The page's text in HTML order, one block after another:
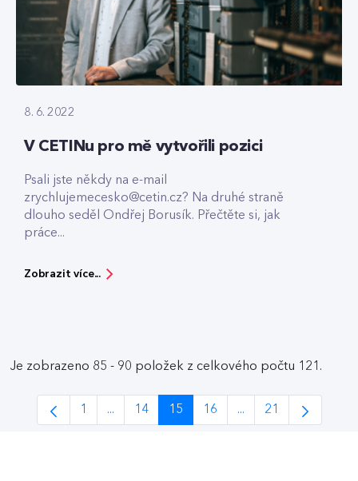
8. 6. 2022
V CETINu pro mě vytvořili pozici
Psali jste někdy na e-mail
zrychlujemecesko@cetin.cz? Na druhé straně
dlouho seděl Ondřej Borusík. Přečtěte si, jak
práce...
Zobrazit více...
Je zobrazeno 85 - 90 položek z celkového počtu 121.
Stránka
1 ...
Intermediate Pages Use TAB to navigate.
Stránka
14
Stránka
15
Stránka
16 ...
Intermediate Pages
Stránka
21